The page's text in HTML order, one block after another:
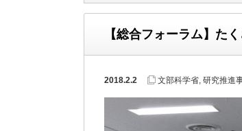
【総合フォーラム】た
2018.2.2 文部科学省, 研究推進